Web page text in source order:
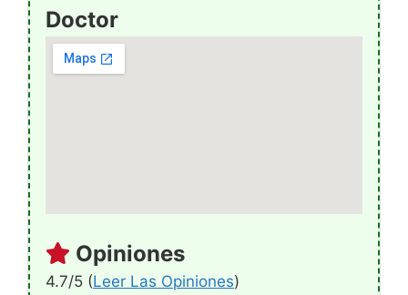
Doctor
Opiniones
4.7/5 (Leer Las Opiniones)